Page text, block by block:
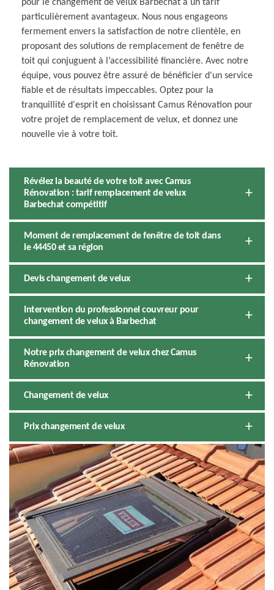
pour le changement de velux Barbechat à un tarif
particulièrement avantageux. Nous nous engageons
fermement envers la satisfaction de notre clientèle, en
proposant des solutions de remplacement de fenêtre de
toit qui conjuguent à l’accessibilité financière. Avec notre
équipe, vous pouvez être assuré de bénéficier d'un service
fiable et de résultats impeccables. Optez pour la
tranquillité d'esprit en choisissant Camus Rénovation pour
votre projet de remplacement de velux, et donnez une
nouvelle vie à votre toit.
Révélez la beauté de votre toit avec Camus
Rénovation : tarif remplacement de velux
Barbechat compétitif
Moment de remplacement de fenêtre de toit dans
le 44450 et sa région
Devis changement de velux
Intervention du professionnel couvreur pour
changement de velux à Barbechat
Notre prix changement de velux chez Camus
Rénovation
Changement de velux
Prix changement de velux